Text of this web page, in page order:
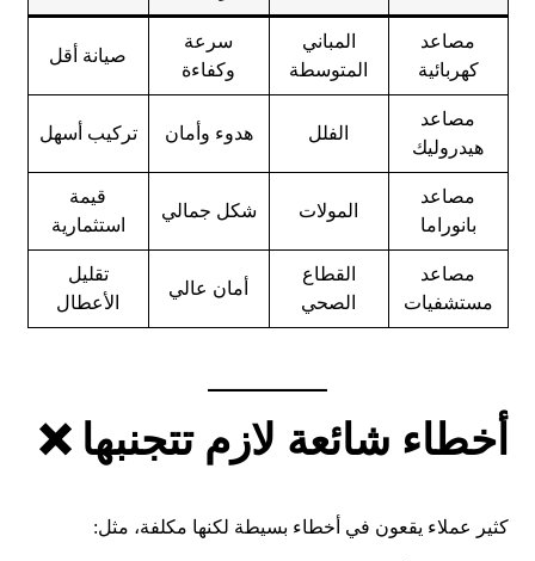
مصاعد
كهربائية
المباني
المتوسطة
سرعة
وكفاءة
صيانة أقل
مصاعد
هيدروليك
الفلل هدوء وأمان تركيب أسهل
مصاعد
بانوراما
المولات شكل جمالي
قيمة
استثمارية
مصاعد
مستشفيات
القطاع
الصحي
أمان عالي
تقليل
الأعطال
أخطاء شائعة لازم تتجنبها ❌
كثير عملاء يقعون في أخطاء بسيطة لكنها مكلفة، مثل: